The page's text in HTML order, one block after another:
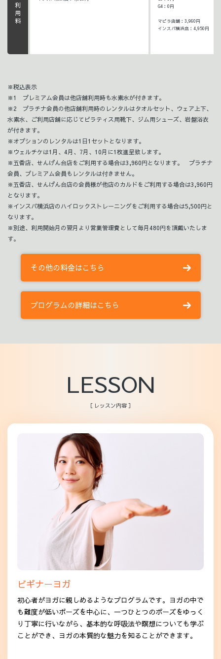
G4：0円
マピラ店舗：3,960円
インスパ横浜店：4,950円
※税込表示
※1 プレミアム会員は他店舗利用時も水素水が付きます。
※2 プラチナ会員の他店舗利用時のレンタルはタオルセット、ウェア上下、
水素水、ご利用店舗に応じてピラティス用靴下、ジム用シューズ、岩盤浴衣
が付きます。
※オプションのレンタルは1日1セットとなります。
※ウェルチケは1月、4月、7月、10月に1枚進呈致します。
※五香店、せんげん台店をご利用する場合は3,960円となります。 プラチナ
会員、プレミアム会員もレンタルは付きません。
※五香店、せんげん台店の会員様が他店のカルドをご利用する場合は3,960円
となります。
※インスパ横浜店のハイロックストレーニングをご利用する場合は5,500円と
なります。
※別途、利用開始月の翌月より営業管理費として毎月480円を頂戴いたしま
す。
その他の料金はこちら
プログラムの詳細はこちら
LESSON
［ レッスン内容 ］
ビギナーヨガ
初心者がヨガに親しめるようなプログラムです。ヨガの中で
も難度が低いポーズを中心に、一つひとつのポーズをゆっく
り丁寧に行いながら、基本的な呼吸法や瞑想についても学ぶ
ことができ、ヨガの本質的な魅力を知ることができます。